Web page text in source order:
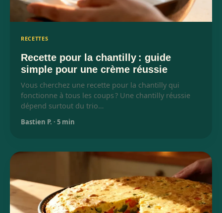
RECETTES
Recette pour la chantilly : guide
simple pour une crème réussie
Vous cherchez une recette pour la chantilly qui
fonctionne à tous les coups ? Une chantilly réussie
dépend surtout du trio…
Bastien P. · 5 min